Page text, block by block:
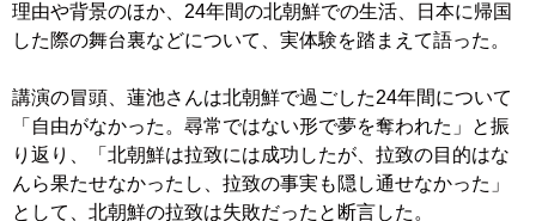
理由や背景のほか、24年間の北朝鮮での生活、日本に帰国
した際の舞台裏などについて、実体験を踏まえて語った。
講演の冒頭、蓮池さんは北朝鮮で過ごした24年間について
「自由がなかった。尋常ではない形で夢を奪われた」と振
り返り、「北朝鮮は拉致には成功したが、拉致の目的はな
んら果たせなかったし、拉致の事実も隠し通せなかった」
として、北朝鮮の拉致は失敗だったと断言した。